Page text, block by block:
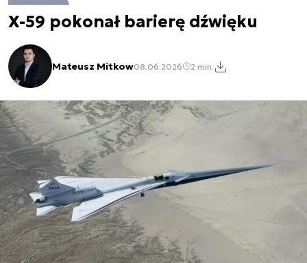
X-59 pokonał barierę dźwięku
Mateusz Mitkow08.06.2026 2 min.